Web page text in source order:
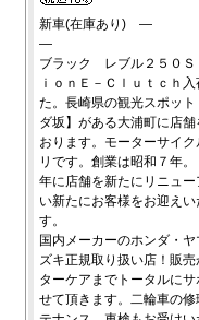
新車(在庫あり) ―
―
ブラック レブル２５０Ｓ
ｉｏｎＥ－Ｃｌｕｔｃｈ入
た。長崎県の観光スポット
ダ坂】がある大浦町に店舗
おります。モーターサイク
リです。創業は昭和７年。
年に店舗を新たにリニュー
い新たにお客様をお迎えい
す。
国内メーカーのホンダ・ヤ
ズキ正規取り扱い店！販売
ターケアまでトータルにサ
せて頂きます。二輪車の修